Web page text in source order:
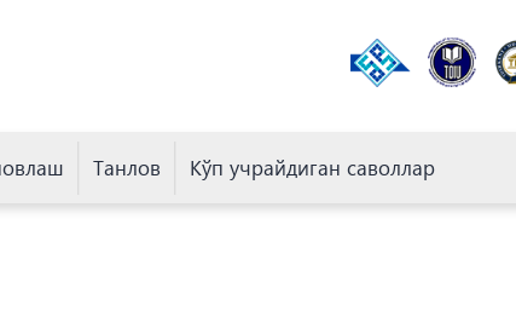
Танлов Кўп учрайдиган саволлар